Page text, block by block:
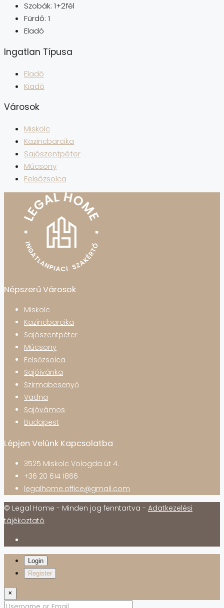
Szobák: 1+2fél
Fürdő: 1
Eladó
Ingatlan Típusa
Eladó
Kiadó
Városok
Miskolc
Kazincbarcika
Sajószentpéter
Múcsony
Felsőzsolca
Népszerű Városok
Miskolc
Kazincbarcika
Sajószentpéter
Múcsony
Felsőzsolca
Sajóivánka
Szirmabesenyő
Vadna
Sajóvámos
Budapest
Lépjen Velünk Kapcsolatba
3525 Miskolc Vologda út 4.
+36 20 614 1866
legalhome.office@gmail.com
© Legal Home - Minden jog fenntartva - Adatkezelési
tájékoztató
Login
Register
×